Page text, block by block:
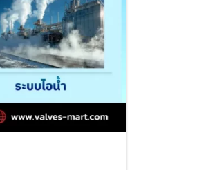
BUTTERFLY VALVES
CHECK VALVES